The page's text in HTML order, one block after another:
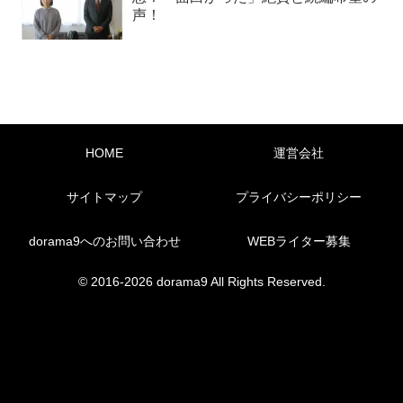
声！
HOME 運営会社
サイトマップ プライバシーポリシー
dorama9へのお問い合わせ WEBライター募集
© 2016-2026 dorama9 All Rights Reserved.